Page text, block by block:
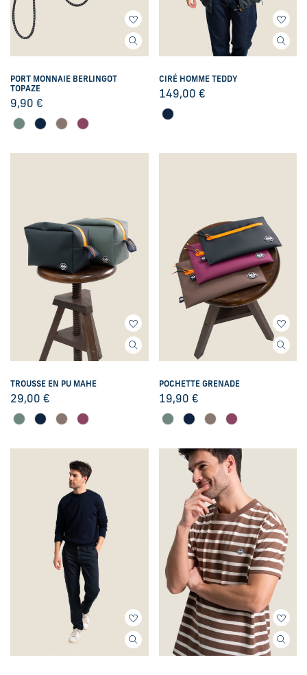
PORT MONNAIE BERLINGOT
TOPAZE
9,90 €
CIRÉ HOMME TEDDY
149,00 €
TROUSSE EN PU MAHE
29,00 €
POCHETTE GRENADE
19,90 €